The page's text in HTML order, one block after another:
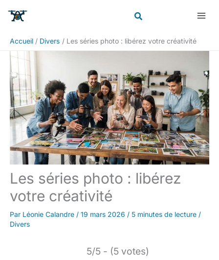
Accueil
Divers Les séries photo : libérez votre créativité
Les séries photo : libérez
votre créativité
Par Léonie Calandre / 19 mars 2026 / 5 minutes de lecture /
Divers
5/5 - (5 votes)